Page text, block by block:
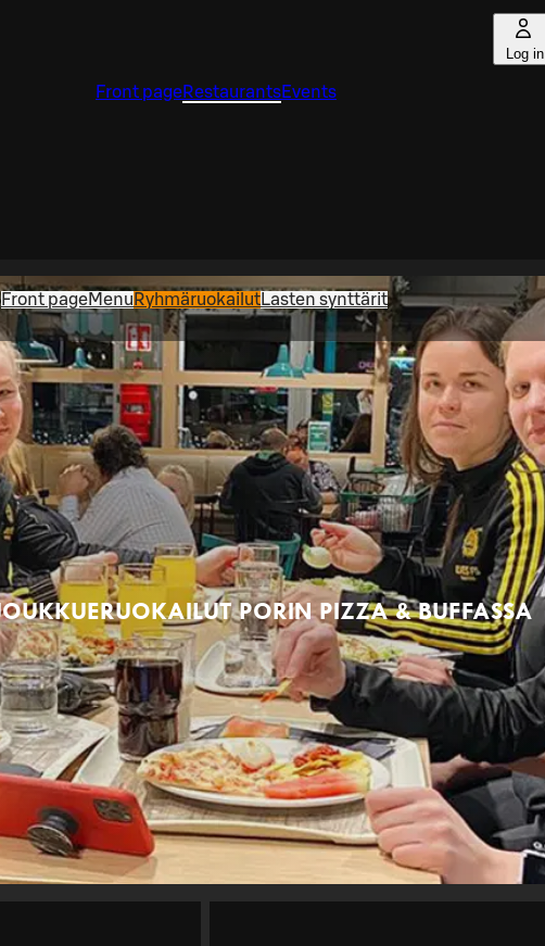
Log in
Front pageRestaurantsEvents
Front pageMenu RyhmäruokailutLasten synttärit
PORIN PIZZA & BUFFASSA